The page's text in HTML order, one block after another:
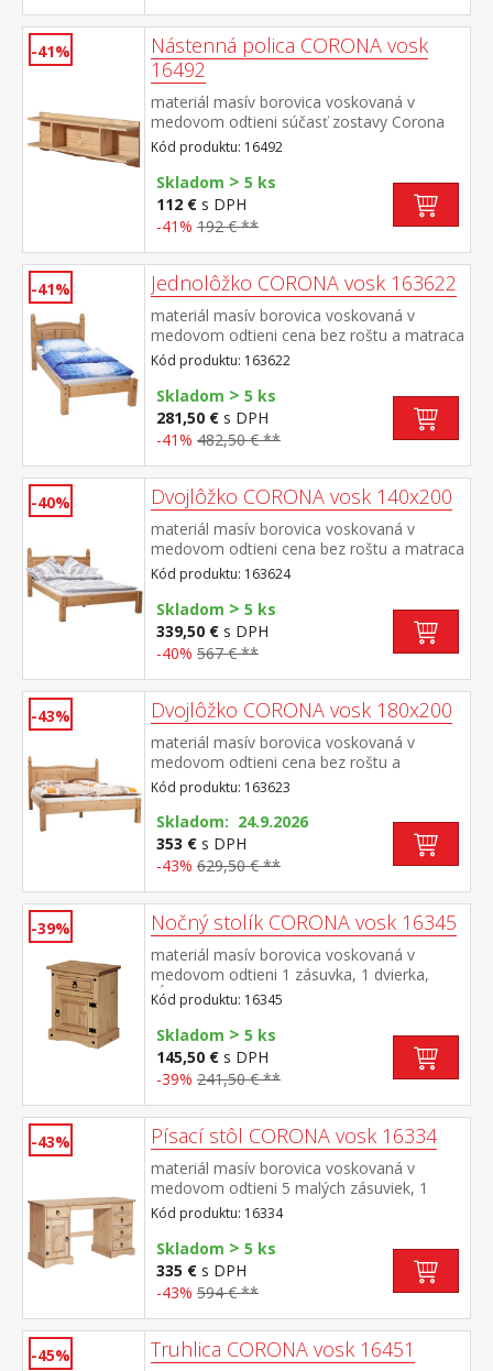
-41%
Nástenná polica CORONA vosk
16492
materiál masív borovica voskovaná v
medovom odtieni súčasť zostavy Corona
Kód produktu: 16492
Skladom > 5 ks
112 € s DPH
-41% 192 € **
-41% Jednolôžko CORONA vosk 163622
materiál masív borovica voskovaná v
medovom odtieni cena bez roštu a matraca
odporúčaný rozmer matraca 90 × 200 cm a
rošt R1 toto lôžko NEMOŽNO kombinovať
s lamelovým roštom 7154 alebo
7861súčasť zostavy Corona
Kód produktu: 163622
Skladom > 5 ks
281,50 € s DPH
-41% 482,50 € **
-40% Dvojlôžko CORONA vosk 140x200
materiál masív borovica voskovaná v
medovom odtieni cena bez roštu a matraca
odporúčaný rozmer matraca 140 × 200 cm
a rošt R4 súčasť zostavy Corona
Kód produktu: 163624
Skladom > 5 ks
339,50 € s DPH
-40% 567 € **
-43% Dvojlôžko CORONA vosk 180x200
materiál masív borovica voskovaná v
medovom odtieni cena bez roštu a
matraca odporúčaný rozmer matraca 180 ×
200 cm alebo 2 kusy 90 × 200 cm a rošt R4
alebo 2 kusy R1 súčasť zostavy Corona
Kód produktu: 163623
Skladom: 24.9.2026
353 € s DPH
-43% 629,50 € **
-39% Nočný stolík CORONA vosk 16345
materiál masív borovica voskovaná v
medovom odtieni 1 zásuvka, 1 dvierka,
hĺbka zásuvky 30 cm, kovové ozdobné
úchytky možnosť montáže pántov na ľavú
aj pravú stranu súčasť zostavy Corona
Kód produktu: 16345
Skladom > 5 ks
145,50 € s DPH
-39% 241,50 € **
-43% Písací stôl CORONA vosk 16334
materiál masív borovica voskovaná v
medovom odtieni 5 malých zásuviek, 1
dvierka, kovové ozdobné úchytky súčasť
zostavy Corona
Kód produktu: 16334
Skladom > 5 ks
335 € s DPH
-43% 594 € **
-45% Truhlica CORONA vosk 16451